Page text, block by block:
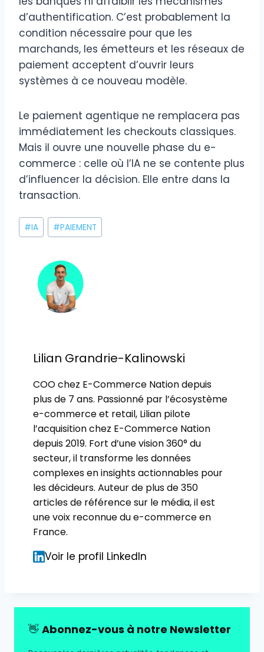
d’authentification. C’est probablement la
condition nécessaire pour que les
marchands, les émetteurs et les réseaux de
paiement acceptent d’ouvrir leurs
systèmes à ce nouveau modèle.
Le paiement agentique ne remplacera pas
immédiatement les checkouts classiques.
Mais il ouvre une nouvelle phase du e-
commerce : celle où l’IA ne se contente plus
d’influencer la décision. Elle entre dans la
transaction.
Étiquettes
de
publication :
#IA #PAIEMENT
Lilian Grandrie-Kalinowski
COO chez E-Commerce Nation depuis
plus de 7 ans. Passionné par l’écosystème
e-commerce et retail, Lilian pilote
l’acquisition chez E-Commerce Nation
depuis 2019. Fort d’une vision 360° du
secteur, il transforme les données
complexes en insights actionnables pour
les décideurs. Auteur de plus de 350
articles de référence sur le média, il est
une voix reconnue du e-commerce en
France.
Voir le profil LinkedIn
👋 Abonnez-vous à notre Newsletter